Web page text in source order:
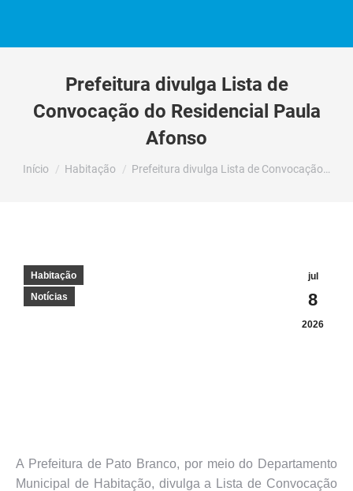
Prefeitura divulga Lista de
Convocação do Residencial Paula
Afonso
Você está aqui:
Início Habitação Prefeitura divulga Lista de Convocação…
jul
8
2026
Habitação
Notícias
A Prefeitura de Pato Branco, por meio do Departamento
Municipal de Habitação, divulga a Lista de Convocação